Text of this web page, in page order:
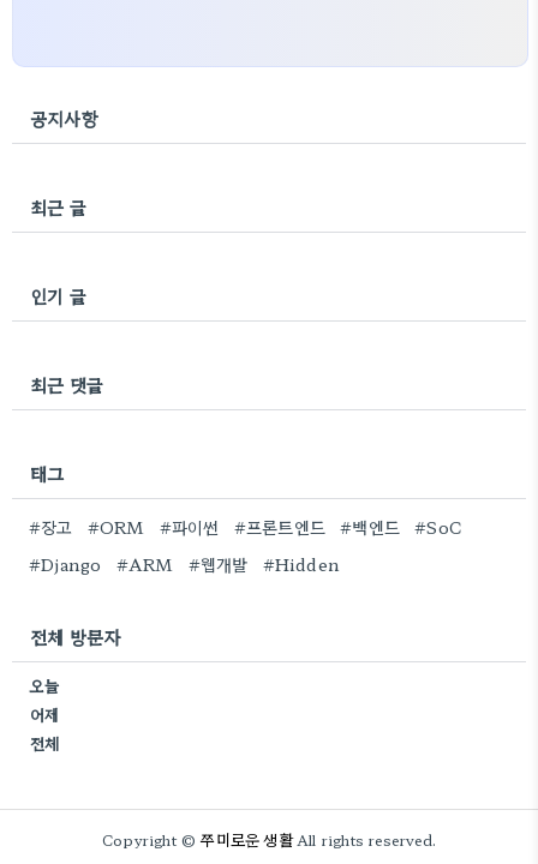
공지사항
최근 글
인기 글
최근 댓글
태그
#장고 #ORM #파이썬 #프론트엔드 #백엔드
#SoC
#Django
#ARM #웹개발 #Hidden
전체 방문자
오늘
어제
전체
Copyright ©쭈미로운 생활All rights reserved.